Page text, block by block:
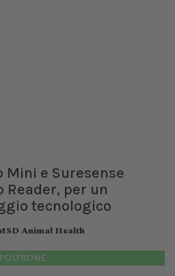
Mini e Suresense
Reader, per un
tecnologico
Animal Health
POLTRONE